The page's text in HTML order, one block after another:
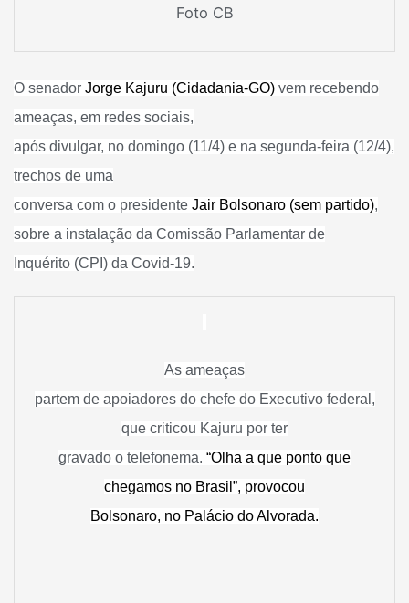
Foto CB
O senador Jorge Kajuru (Cidadania-GO) vem recebendo
ameaças, em redes sociais,
após divulgar, no domingo (11/4) e na segunda-feira (12/4),
trechos de uma
conversa com o presidente Jair Bolsonaro (sem partido),
sobre a instalação da Comissão Parlamentar de
Inquérito (CPI) da Covid-19.
As ameaças
partem de apoiadores do chefe do Executivo federal,
que criticou Kajuru por ter
gravado o telefonema. “Olha a que ponto que
chegamos no Brasil”, provocou
Bolsonaro, no Palácio do Alvorada.